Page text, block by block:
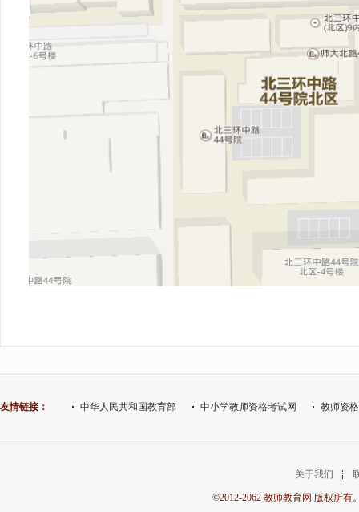
友情链接： 中华人民共和国教育部 中小学教师资格考试网 教师资
关于我们
©2012-2062 教师教育网 版权所有